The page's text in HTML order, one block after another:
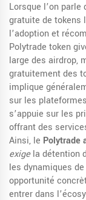
Lorsque l’on parle
gratuite de tokens
l’adoption et
Polytrade token
large des airdrop,
gratuitement des
implique
sur les
s’appuie sur les
offrant des
Ainsi, le Polytrade
exigela détention
les dynamiques
opportunité
entrer dans